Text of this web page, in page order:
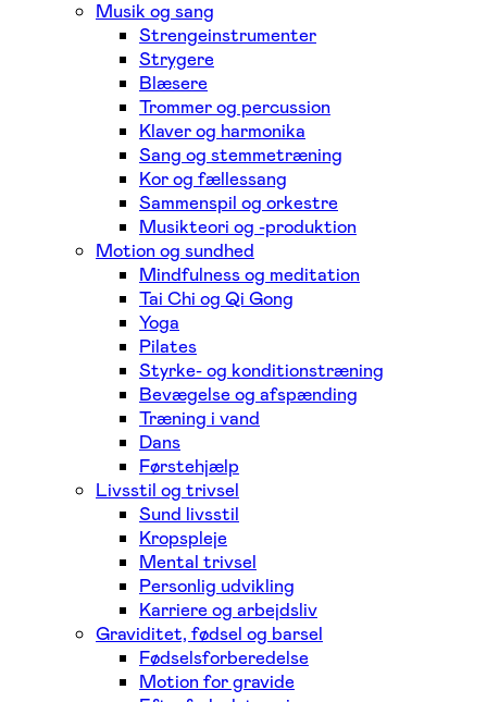
Musik og sang
Strengeinstrumenter
Strygere
Blæsere
Trommer og percussion
Klaver og harmonika
Sang og stemmetræning
Kor og fællessang
Sammenspil og orkestre
Musikteori og -produktion
Motion og sundhed
Mindfulness og meditation
Tai Chi og Qi Gong
Yoga
Pilates
Styrke- og konditionstræning
Bevægelse og afspænding
Træning i vand
Dans
Førstehjælp
Livsstil og trivsel
Sund livsstil
Kropspleje
Mental trivsel
Personlig udvikling
Karriere og arbejdsliv
Graviditet, fødsel og barsel
Fødselsforberedelse
Motion for gravide